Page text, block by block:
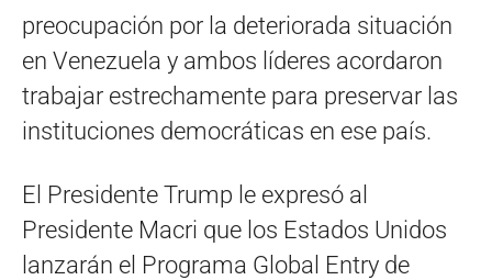
preocupación por la deteriorada situación
en Venezuela y ambos líderes acordaron
trabajar estrechamente para preservar las
instituciones democráticas en ese país.
El Presidente Trump le expresó al
Presidente Macri que los Estados Unidos
lanzarán el Programa Global Entry de